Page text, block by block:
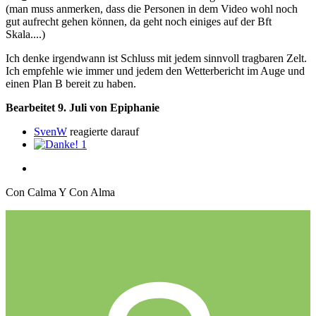
(man muss anmerken, dass die Personen in dem Video wohl noch
gut aufrecht gehen können, da geht noch einiges auf der Bft
Skala....)
Ich denke irgendwann ist Schluss mit jedem sinnvoll tragbaren Zelt.
Ich empfehle wie immer und jedem den Wetterbericht im Auge und
einen Plan B bereit zu haben.
Bearbeitet 9. Juli von Epiphanie
SvenW reagierte darauf
1
Con Calma Y Con Alma